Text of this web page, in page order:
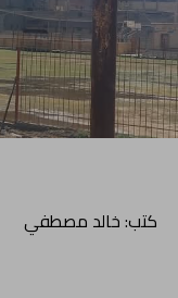
كتب: خالد مصطفي